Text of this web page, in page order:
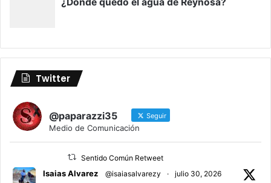
Twitter
@paparazzi35 Seguir
Medio de Comunicación
Sentido Común Retweet
Isaias Alvarez @isaiasalvarezy · julio 30, 2026